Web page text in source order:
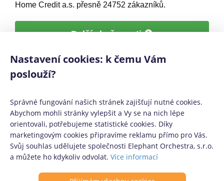
Home Credit a.s. přesně 24752 zákazníků.
Další zkušenosti
home kredit konsolidace
Mediálním partneři:Půjčko.cz,CoolPôžičky.sk, CoolFinance.pl
PrestamosFrescos.es
Máte dotaz či připomínku? Napište náminfo@coolpujcky.cz
©CoolPujcky.cz- Home Credit as - Home Credit konsolidace
Nastavení cookies: k čemu Vám
poslouží?
Správné fungování našich stránek zajišťují nutné cookies.
Abychom mohli stránky vylepšit a Vy se na nich lépe
orientovali, potřebujeme statistické cookies. Díky
marketingovým cookies připravíme reklamu přímo pro Vás.
Svůj souhlas udělujete společnosti Elephant Orchestra, s.r.o.
a můžete ho kdykoliv odvolat. Více informací